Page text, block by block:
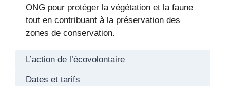
ONG pour protéger la végétation et la faune
tout en contribuant à la préservation des
zones de conservation.
L’action de l’écovolontaire
Dates et tarifs